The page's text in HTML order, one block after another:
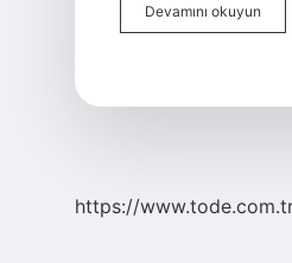
Devamını okuyun
Bir
https://